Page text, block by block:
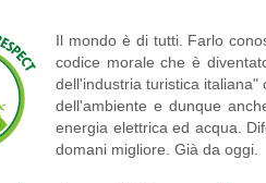
Il mondo è di tutti. Farlo
codice morale che è
dell'industria turistica
dell'ambiente e dunque
energia elettrica ed acqua.
domani migliore. Già da oggi.